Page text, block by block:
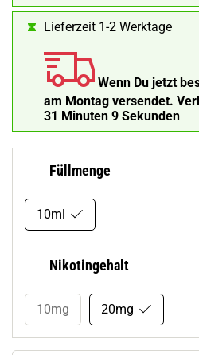
Lieferzeit 1-2 Werktage
Wenn Du jetzt
am Montag versendet.
31 Minuten 8 Sekunden
Füllmenge
10ml
Nikotingehalt
10mg 20mg